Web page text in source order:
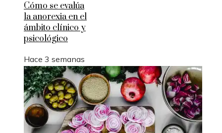
Cómo se evalúa
la anorexia en el
ámbito clínico y
psicológico
Hace 3 semanas